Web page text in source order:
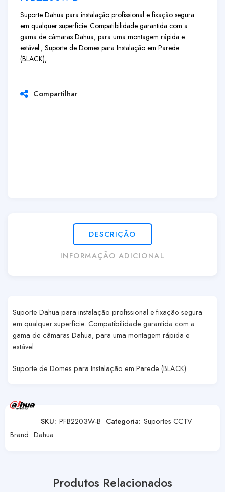
Suporte Dahua para instalação profissional e fixação segura
em qualquer superfície. Compatibilidade garantida com a
gama de câmaras Dahua, para uma montagem rápida e
estável., Suporte de Domes para Instalação em Parede
(BLACK),
Compartilhar
DESCRIÇÃO
INFORMAÇÃO ADICIONAL
Suporte Dahua para instalação profissional e fixação segura
em qualquer superfície. Compatibilidade garantida com a
gama de câmaras Dahua, para uma montagem rápida e
estável.
Suporte de Domes para Instalação em Parede (BLACK)
SKU: PFB2203W-B Categoria: Suportes CCTV
Brand: Dahua
Produtos Relacionados